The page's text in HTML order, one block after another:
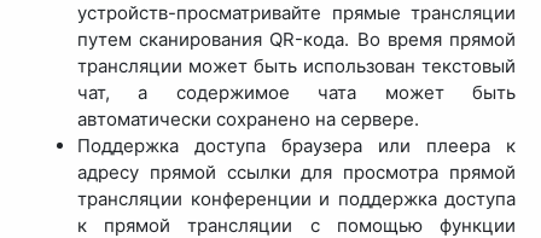
устройств-просматривайте прямые трансляции
путем сканирования QR-кода. Во время прямой
трансляции может быть использован текстовый
чат, а содержимое чата может быть
автоматически сохранено на сервере.
Поддержка доступа браузера или плеера к
адресу прямой ссылки для просмотра прямой
трансляции конференции и поддержка доступа
к прямой трансляции с помощью функции